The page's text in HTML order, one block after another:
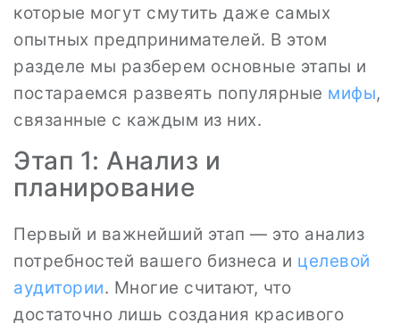
которые могут смутить даже самых
опытных предпринимателей. В этом
разделе мы разберем основные этапы и
постараемся развеять популярные мифы,
связанные с каждым из них.
Этап 1: Анализ и
планирование
Первый и важнейший этап — это анализ
потребностей вашего бизнеса и целевой
аудитории. Многие считают, что
достаточно лишь создания красивого